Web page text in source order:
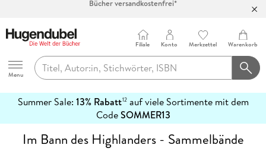
Abholung in über 100 Filialen
Hugendubel
Menu
Filiale Konto Merkzettel Warenkorb
Summer Sale: 13% Rabatt12auf viele Sortimente mit dem
CodeSOMMER13
erfahren
Im Bann des Highlanders - Sammelbände